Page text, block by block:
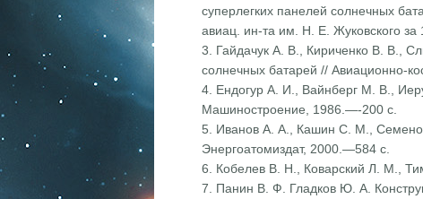
суперлегких панелей солнечных
авиац. ин-та им. Н. Е. Жуковского
3. Гайдачук А. В., Кириченко В. В.,
солнечных батарей // Авиационно-
4. Ендогур А. И., Вайнберг М. В.,
Машиностроение, 1986.—-200 с.
5. Иванов А. А., Кашин С. М.,
Энергоатомиздат, 2000.—584 с.
6. Кобелев В. Н., Коварский Л. М.,
7. Панин В. Ф. Гладков Ю. А.